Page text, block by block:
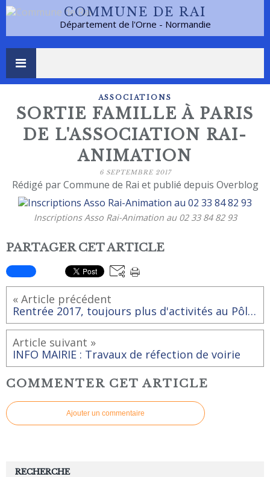
COMMUNE DE RAI
Département de l'Orne - Normandie
ASSOCIATIONS
SORTIE FAMILLE À PARIS
DE L'ASSOCIATION RAI-
ANIMATION
6 SEPTEMBRE 2017
Rédigé par Commune de Rai et publié depuis Overblog
Inscriptions Asso Rai-Animation au 02 33 84 82 93
PARTAGER CET ARTICLE
« Article précédent
Rentrée 2017, toujours plus d'activités au Pôle Animation Pierre Sévin de Rai.
Article suivant »
INFO MAIRIE : Travaux de réfection de voirie
COMMENTER CET ARTICLE
Ajouter un commentaire
RECHERCHE